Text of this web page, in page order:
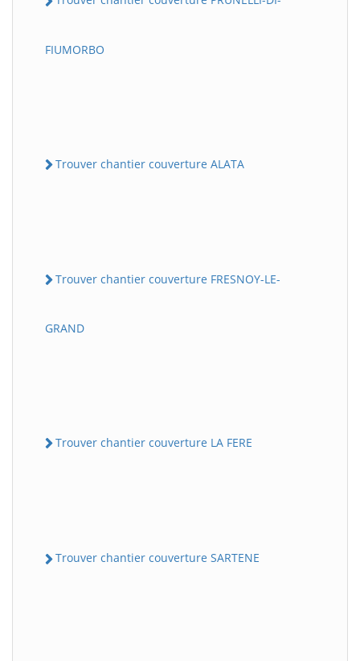
FIUMORBO
Trouver chantier couverture ALATA
Trouver chantier couverture FRESNOY-LE-
GRAND
Trouver chantier couverture LA FERE
Trouver chantier couverture SARTENE